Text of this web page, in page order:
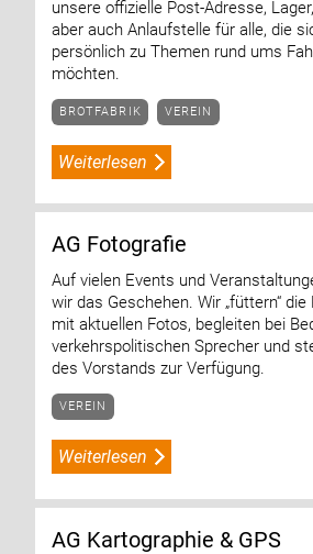
unsere offizielle Post-Adresse,
aber auch Anlaufstelle für alle, die
persönlich zu Themen rund ums
möchten.
Weiterlesen
BROTFABRIK VEREIN
AG Fotografie
Auf vielen Events und
wir das Geschehen. Wir „füttern“
mit aktuellen Fotos, begleiten bei
verkehrspolitischen Sprecher und
des Vorstands zur Verfügung.
Weiterlesen
VEREIN
AG Kartographie & GPS